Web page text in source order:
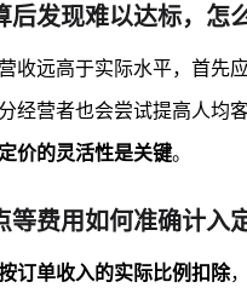
发现难以达标，怎
收远高于实际水平，首先应
经营者也会尝试提高人均
价的灵活性是关键。
等费用如何准确计入
订单收入的实际比例扣除